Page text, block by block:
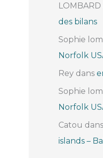
LOMBARD
des bilans
Sophie
Norfolk
Rey dans
Sophie
Norfolk
Catou
islands –